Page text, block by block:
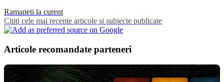
Ramaneti la curent
Cititi cele mai recente articole si subiecte publicate
Articole recomandate parteneri